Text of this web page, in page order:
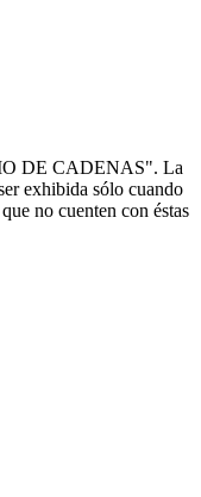
DE CADENAS". La
exhibida sólo cuando
no cuenten con éstas